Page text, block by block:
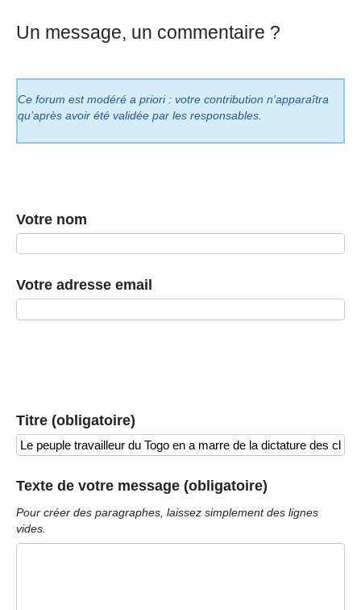
Un message, un commentaire ?
Ce forum est modéré a priori : votre contribution n’apparaîtra
qu’après avoir été validée par les responsables.
Votre nom
Votre adresse email
Titre (obligatoire)
Texte de votre message (obligatoire)
Pour créer des paragraphes, laissez simplement des lignes
vides.